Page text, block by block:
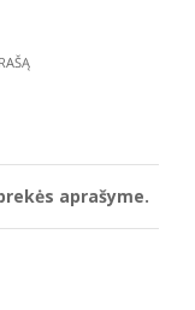
aprašyme.